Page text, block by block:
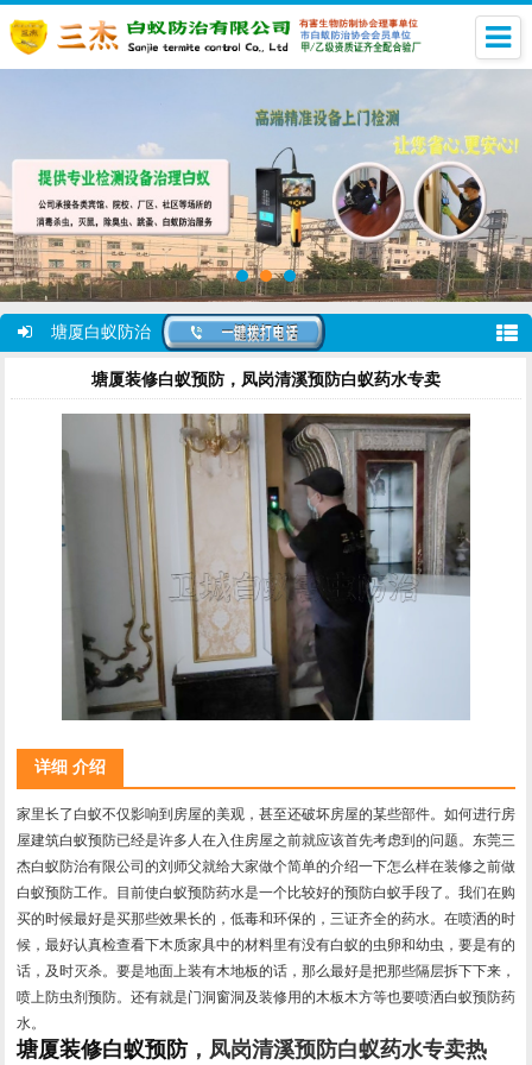
塘厦白蚁防治
塘厦装修白蚁预防，凤岗清溪预防白蚁药水专卖
详细 介绍
家里长了白蚁不仅影响到房屋的美观，甚至还破坏房屋的某些部件。如何进行房
屋建筑白蚁预防已经是许多人在入住房屋之前就应该首先考虑到的问题。东莞三
杰白蚁防治有限公司的刘师父就给大家做个简单的介绍一下怎么样在装修之前做
白蚁预防工作。目前使白蚁预防药水是一个比较好的预防白蚁手段了。我们在购
买的时候最好是买那些效果长的，低毒和环保的，三证齐全的药水。在喷洒的时
候，最好认真检查看下木质家具中的材料里有没有白蚁的虫卵和幼虫，要是有的
话，及时灭杀。要是地面上装有木地板的话，那么最好是把那些隔层拆下下来，
喷上防虫剂预防。还有就是门洞窗洞及装修用的木板木方等也要喷洒白蚁预防药
水。
塘厦装修白蚁预防，凤岗清溪预防白蚁药水专卖热